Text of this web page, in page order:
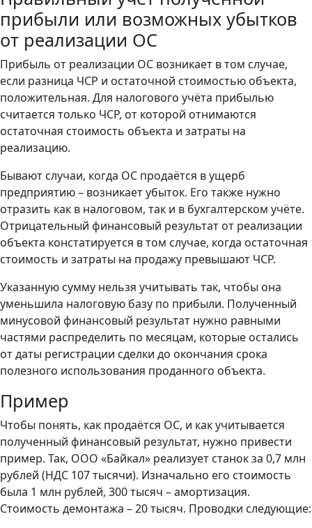
прибыли или возможных убытков
от реализации ОС
Прибыль от реализации ОС возникает в том случае,
если разница ЧСР и остаточной стоимостью объекта,
положительная. Для налогового учёта прибылью
считается только ЧСР, от которой отнимаются
остаточная стоимость объекта и затраты на
реализацию.
Бывают случаи, когда ОС продаётся в ущерб
предприятию – возникает убыток. Его также нужно
отразить как в налоговом, так и в бухгалтерском учёте.
Отрицательный финансовый результат от реализации
объекта констатируется в том случае, когда остаточная
стоимость и затраты на продажу превышают ЧСР.
Указанную сумму нельзя учитывать так, чтобы она
уменьшила налоговую базу по прибыли. Полученный
минусовой финансовый результат нужно равными
частями распределить по месяцам, которые остались
от даты регистрации сделки до окончания срока
полезного использования проданного объекта.
Пример
Чтобы понять, как продаётся ОС, и как учитывается
полученный финансовый результат, нужно привести
пример. Так, ООО «Байкал» реализует станок за 0,7 млн
рублей (НДС 107 тысячи). Изначально его стоимость
была 1 млн рублей, 300 тысяч – амортизация.
Стоимость демонтажа – 20 тысяч. Проводки следующие: